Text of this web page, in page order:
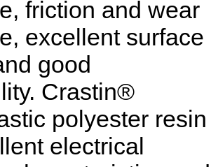
friction and wear
excellent surface
good
Crastin®
polyester resin
electrical